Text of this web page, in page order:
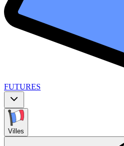
FUTURES
Villes